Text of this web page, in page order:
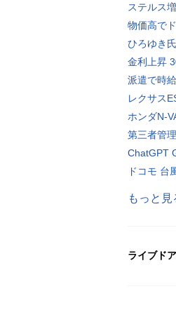
ステルス
物価高で
ひろゆき
金利上昇
派遣で時
レクサス
ホンダN-
第三者管
ChatGPT
ドコモ 台
もっと見
ライブド